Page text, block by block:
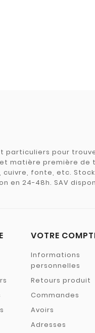
particuliers pour
matière première de
cuivre, fonte, etc.
en 24-48h. SAV
VOTRE
Informations
personnelles
Retours produit
Commandes
Avoirs
Adresses